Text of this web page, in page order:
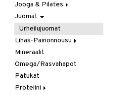
Kapselit/Tabletit
Jooga & Pilates
Matot
Oheistarvikkeet
Juomat
Urheilujuomat
Lihas-Painonnousu
Aminohappo
Gainer
Kreatiini
Muut
Mineraalit
Omega/Rasvahapot
Patukat
Proteiini